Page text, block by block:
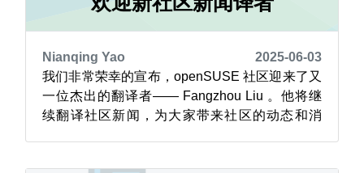
Nianqing Yao
2025-06-03
我们非常荣幸的宣布，openSUSE 社区迎来了又
一位杰出的翻译者—— Fangzhou Liu 。他将继
续翻译社区新闻，为大家带来社区的动态和消